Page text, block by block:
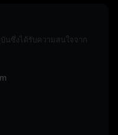
นซึ่งได้รับความสนใจจาก